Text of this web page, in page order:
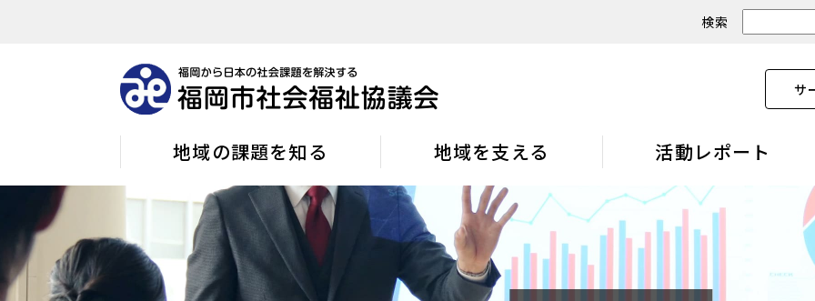
検索
サ
地域の課題を知る 地域を支える 活動レポート